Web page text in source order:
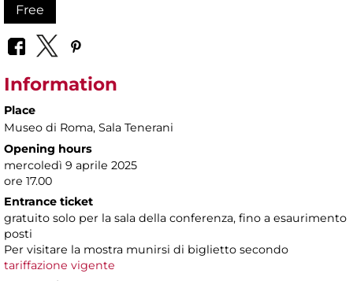
Free
Information
Place
Museo di Roma, Sala Tenerani
Opening hours
mercoledì 9 aprile 2025
ore 17.00
Entrance ticket
gratuito solo per la sala della conferenza, fino a esaurimento
posti
Per visitare la mostra munirsi di biglietto secondo
tariffazione vigente